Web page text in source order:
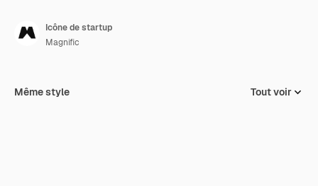
Icône de startup
Magnific
Même style Tout voir